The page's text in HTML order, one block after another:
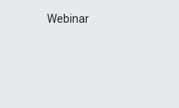
Webinar